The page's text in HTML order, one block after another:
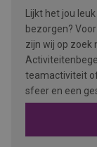
Lijkt het jou
bezorgen?
zijn wij op zoek
teamactiviteit
sfeer en een